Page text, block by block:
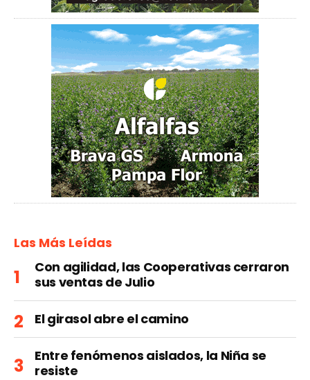
Las Más Leídas
Con agilidad, las Cooperativas cerraron
sus ventas de Julio
El girasol abre el camino
Entre fenómenos aislados, la Niña se
resiste